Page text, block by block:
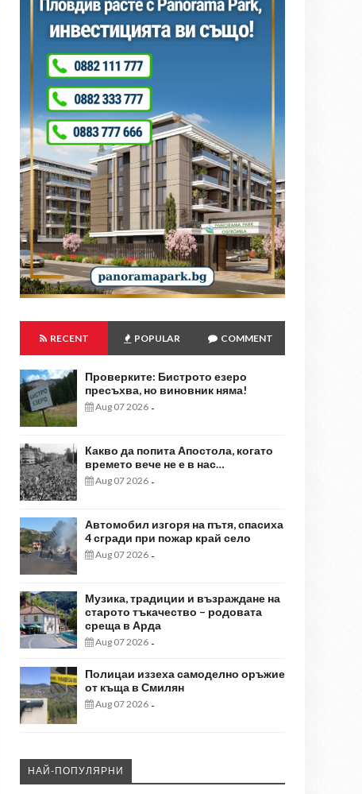
RECENT POPULAR COMMENT
Проверките: Бистрото езеро
пресъхва, но виновник няма!
Aug 07 2026 -
Какво да попита Апостола, когато
времето вече не е в нас…
Aug 07 2026 -
Автомобил изгоря на пътя, спасиха
4 сгради при пожар край село
Aug 07 2026 -
Музика, традиции и възраждане на
старото тъкачество – родовата
среща в Арда
Aug 07 2026 -
Полицаи иззеха самоделно оръжие
от къща в Смилян
Aug 07 2026 -
НАЙ-ПОПУЛЯРНИ